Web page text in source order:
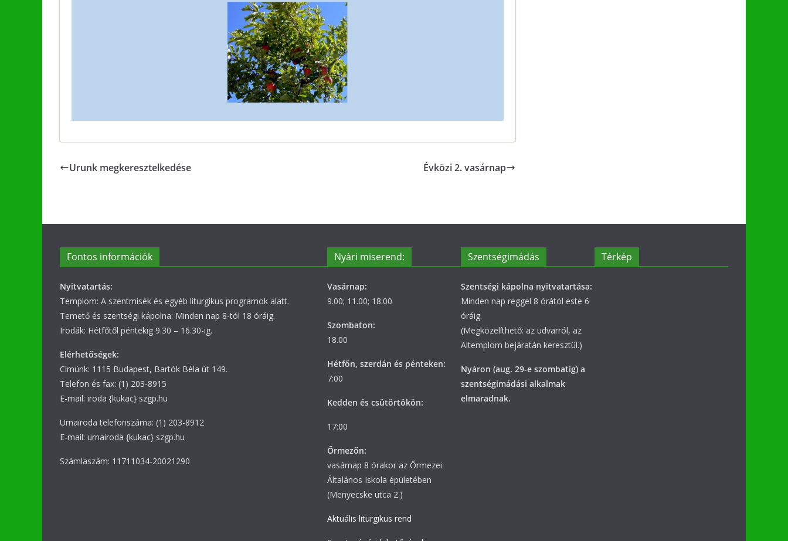
Urunk megkeresztelkedése Évközi 2. vasárnap
Fontos információk
Nyitvatartás:
Templom: A szentmisék és egyéb liturgikus programok alatt.
Temető és szentségi kápolna: Minden nap 8-tól 18 óráig.
Irodák: Hétfőtől péntekig 9.30 – 16.30-ig.
Elérhetőségek:
Címünk: 1115 Budapest, Bartók Béla út 149.
Telefon és fax: (1) 203-8915
E-mail: iroda {kukac} szgp.hu
Urnairoda telefonszáma: (1) 203-8912
E-mail: urnairoda {kukac} szgp.hu
Számlaszám: 11711034-20021290
Nyári miserend:
Vasárnap:
9.00; 11.00; 18.00
Szombaton:
18.00
Hétfőn, szerdán és pénteken:
7:00
Kedden és csütörtökön:
17:00
Őrmezőn:
vasárnap 8 órakor az Őrmezei
Általános Iskola épületében
(Menyecske utca 2.)
Aktuális liturgikus rend
Szentségimádás
Szentségi kápolna nyitvatartása:
Minden nap reggel 8 órától este 6
óráig.
(Megközelíthető: az udvarról, az
Altemplom bejáratán keresztül.)
Nyáron (aug. 29-e szombatig) a
szentségimádási alkalmak
elmaradnak.
Térkép